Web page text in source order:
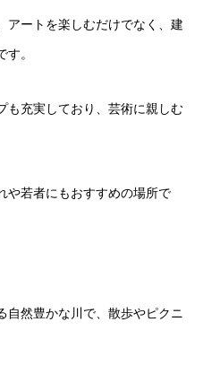
アートを楽しむだけでなく、建
。
も充実しており、芸術に親しむ
や若者にもおすすめの場所で
自然豊かな川で、散歩やピクニ